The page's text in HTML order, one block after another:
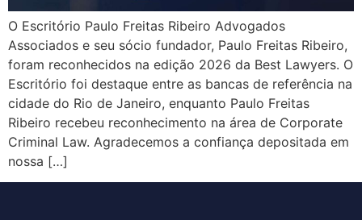
O Escritório Paulo Freitas Ribeiro Advogados
Associados e seu sócio fundador, Paulo Freitas Ribeiro,
foram reconhecidos na edição 2026 da Best Lawyers. O
Escritório foi destaque entre as bancas de referência na
cidade do Rio de Janeiro, enquanto Paulo Freitas
Ribeiro recebeu reconhecimento na área de Corporate
Criminal Law. Agradecemos a confiança depositada em
nossa […]